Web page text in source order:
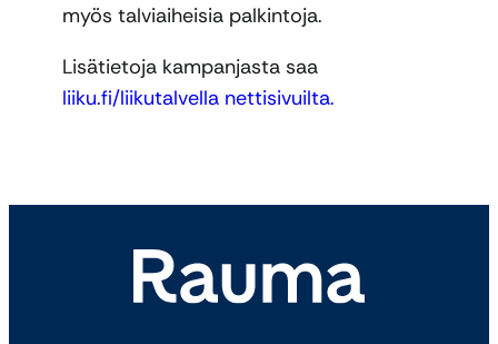
myös talviaiheisia palkintoja.
Lisätietoja kampanjasta saa
liiku.fi/liikutalvella nettisivuilta.